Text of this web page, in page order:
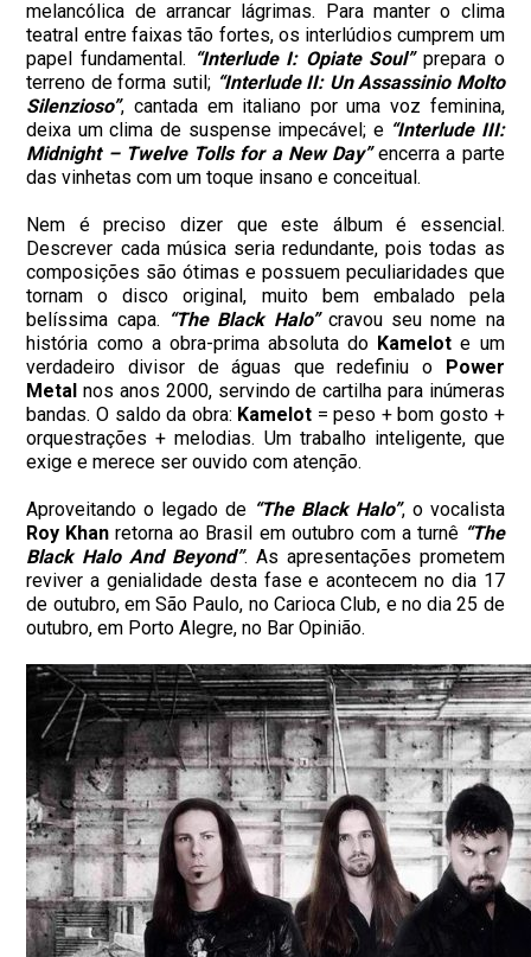
melancólica de arrancar lágrimas. Para manter o clima
teatral entre faixas tão fortes, os interlúdios cumprem um
papel fundamental. “Interlude I: Opiate Soul”prepara o
terreno de forma sutil; “Interlude II: Un Assassinio Molto
Silenzioso”, cantada em italiano por uma voz feminina,
deixa um clima de suspense impecável; e “Interlude III:
Midnight – Twelve Tolls for a New Day”encerra a parte
das vinhetas com um toque insano e conceitual.
Nem é preciso dizer que este álbum é essencial.
Descrever cada música seria redundante, pois todas as
composições são ótimas e possuem peculiaridades que
tornam o disco original, muito bem embalado pela
belíssima capa. “The Black Halo”cravou seu nome na
história como a obra-prima absoluta do Kamelot e um
verdadeiro divisor de águas que redefiniu o Power
Metalnos anos 2000, servindo de cartilha para inúmeras
bandas. O saldo da obra: Kamelot = peso + bom gosto +
orquestrações + melodias. Um trabalho inteligente, que
exige e merece ser ouvido com atenção.
Aproveitando o legado de “The Black Halo”, o vocalista
Roy Khan retorna ao Brasil em outubro com a turnê “The
Black Halo And Beyond”. As apresentações prometem
reviver a genialidade desta fase e acontecem no dia 17
de outubro, em São Paulo, no Carioca Club, e no dia 25 de
outubro, em Porto Alegre, no Bar Opinião.